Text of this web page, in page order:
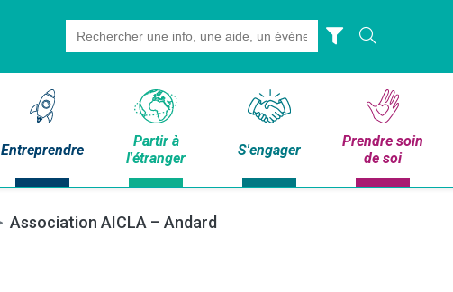
Search
for:
Entreprendre
Partir à
l'étranger
S'engager
Prendre soin
de soi
Association AICLA – Andard